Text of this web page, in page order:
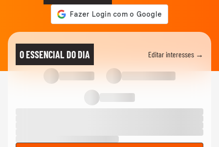
O ESSENCIAL DO DIA Editar interesses →